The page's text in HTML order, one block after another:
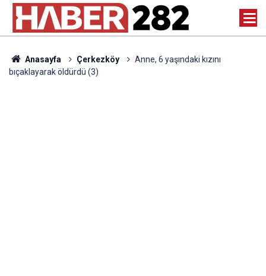
Anasayfa Çerkezköy
Anne, 6 yaşındaki kızını
bıçaklayarak öldürdü (3)